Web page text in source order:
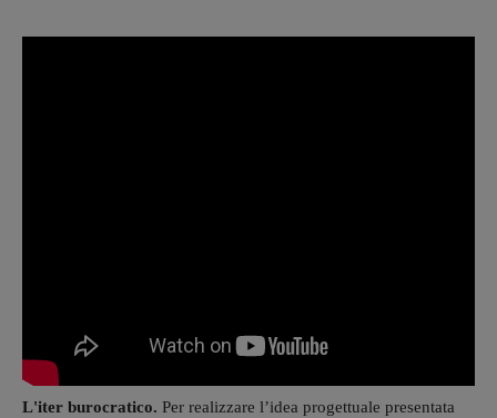
L'iter burocratico. Per realizzare l’idea progettuale presentata